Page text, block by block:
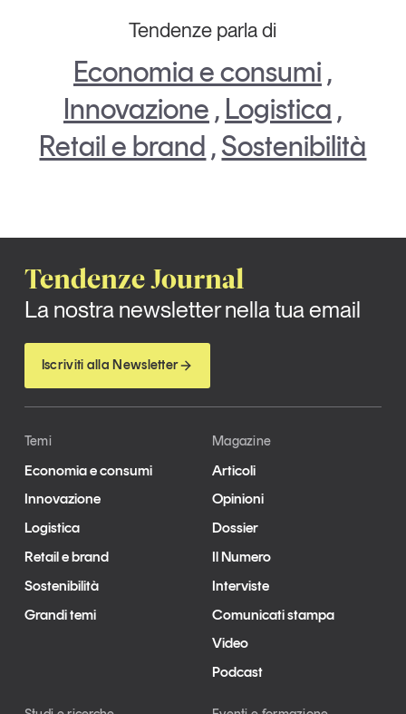
Tendenze parla di
Economia e consumi ,
Innovazione , Logistica ,
Retail e brand ,Sostenibilità
Tendenze Journal
La nostra newsletter nella tua email
Iscriviti alla Newsletter
Temi
Economia e consumi
Innovazione
Logistica
Retail e brand
Sostenibilità
Grandi temi
Magazine
Articoli
Opinioni
Dossier
Il Numero
Interviste
Comunicati stampa
Video
Podcast